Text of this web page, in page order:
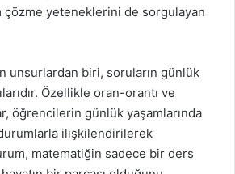
yeteneklerini de sorgulayan
unsurlardan biri, soruların günlük
Özellikle oran-orantı ve
öğrencilerin günlük yaşamlarında
durumlarla ilişkilendirilerek
matematiğin sadece bir ders